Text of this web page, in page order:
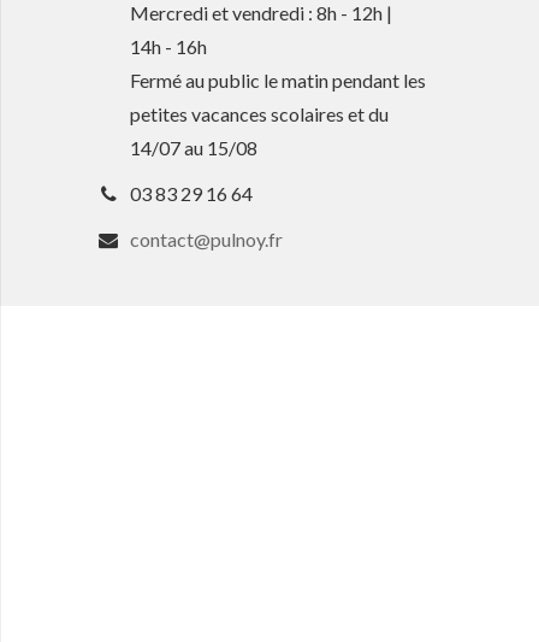
Mercredi et vendredi : 8h - 12h |
14h - 16h
Fermé au public le matin pendant les
petites vacances scolaires et du
14/07 au 15/08
03 83 29 16 64
contact@pulnoy.fr